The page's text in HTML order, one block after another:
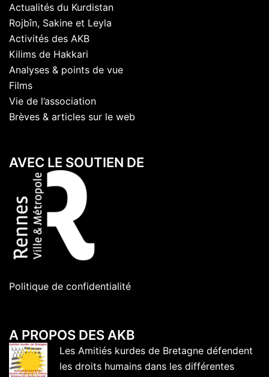
Actualités du Kurdistan
Rojbîn, Sakine et Leyla
Activités des AKB
Kilims de Hakkari
Analyses & points de vue
Films
Vie de l’association
Brèves & articles sur le web
AVEC LE SOUTIEN DE
Politique de confidentialité
A PROPOS DES AKB
Les Amitiés kurdes de Bretagne défendent
les droits humains dans les différentes